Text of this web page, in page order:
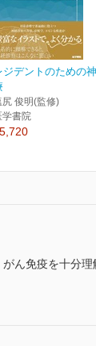
ジデントのための
尻 俊明(監修)
学書院
ん免疫を十分